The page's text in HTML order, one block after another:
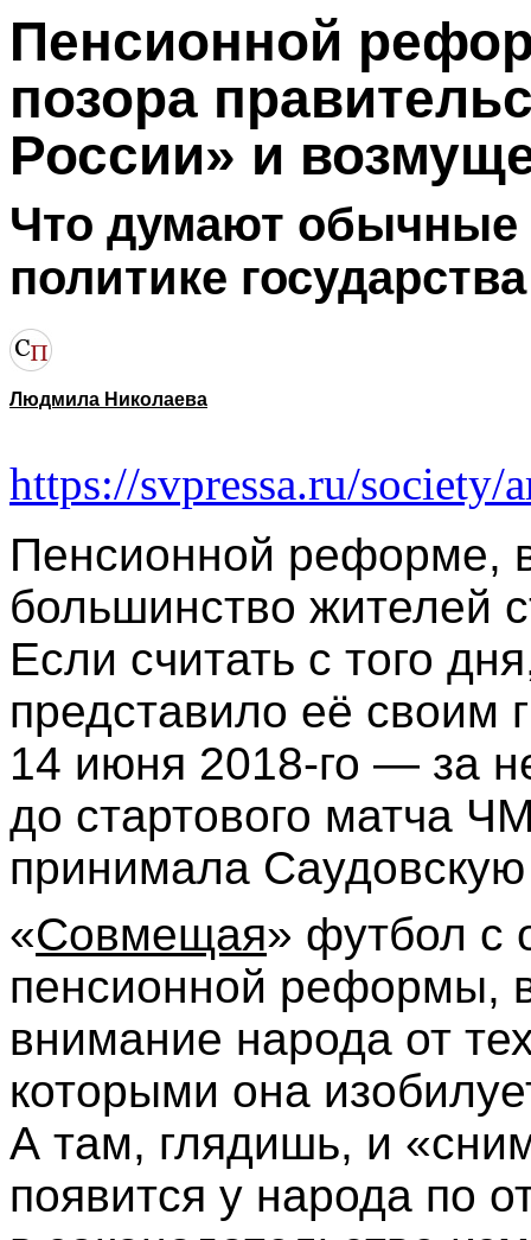
Пенсионной
позора
России» и
Что думают
политике государства
Людмила Николаева
https://svpressa.ru/society/
Пенсионной реформе,
большинство жителей
Если считать с того
представило её своим
14 июня 2018-го — за
до стартового матча
принимала
«Совмещая» футбол с
пенсионной реформы,
внимание народа от
которыми она
А там, глядишь, и
появится у народа по